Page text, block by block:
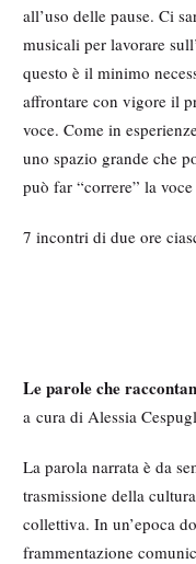
all’uso delle pause. Ci
musicali per lavorare
questo è il minimo
affrontare con vigore il
voce. Come in
uno spazio grande che
può far “correre” la
7 incontri di due ore
Le parole che
a cura di Alessia
La parola narrata è da
trasmissione della
collettiva. In un’epoca
frammentazione